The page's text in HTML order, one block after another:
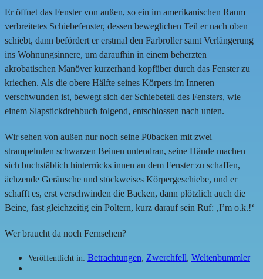
Er öffnet das Fenster von außen, so ein im amerikanischen Raum
verbreitetes Schiebefenster, dessen beweglichen Teil er nach oben
schiebt, dann befördert er erstmal den Farbroller samt Verlängerung
ins Wohnungsinnere, um daraufhin in einem beherzten
akrobatischen Manöver kurzerhand kopfüber durch das Fenster zu
kriechen. Als die obere Hälfte seines Körpers im Inneren
verschwunden ist, bewegt sich der Schiebeteil des Fensters, wie
einem Slapstickdrehbuch folgend, entschlossen nach unten.
Wir sehen von außen nur noch seine P0backen mit zwei
strampelnden schwarzen Beinen untendran, seine Hände machen
sich buchstäblich hinterrücks innen an dem Fenster zu schaffen,
ächzende Geräusche und stückweises Körpergeschiebe, und er
schafft es, erst verschwinden die Backen, dann plötzlich auch die
Beine, fast gleichzeitig ein Poltern, kurz darauf sein Ruf: ‚I’m o.k.!‘
Wer braucht da noch Fernsehen?
Veröffentlicht in: Betrachtungen, Zwerchfell, Weltenbummler